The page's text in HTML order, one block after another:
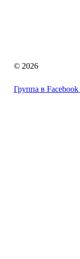
© 2026
Группа в Facebook